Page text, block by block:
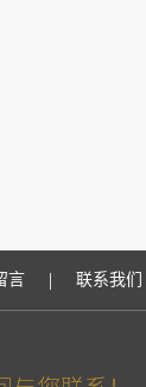
言 | 联系我们